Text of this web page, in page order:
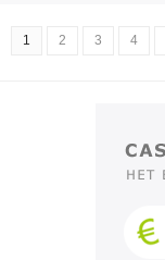
1 2 3 4